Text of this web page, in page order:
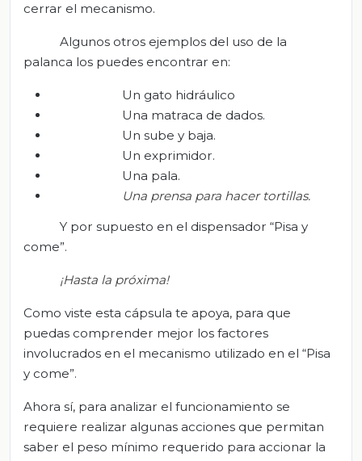
cerrar el mecanismo.
Algunos otros ejemplos del uso de la
palanca los puedes encontrar en:
Un gato hidráulico
Una matraca de dados.
Un sube y baja.
Un exprimidor.
Una pala.
Una prensa para hacer tortillas.
Y por supuesto en el dispensador “Pisa y
come”.
¡Hasta la próxima!
Como viste esta cápsula te apoya, para que
puedas comprender mejor los factores
involucrados en el mecanismo utilizado en el “Pisa
y come”.
Ahora sí, para analizar el funcionamiento se
requiere realizar algunas acciones que permitan
saber el peso mínimo requerido para accionar la